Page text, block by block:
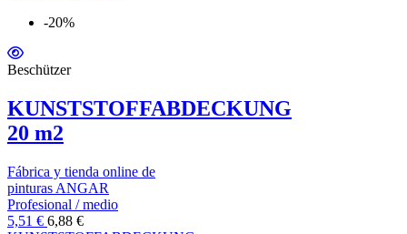
-20%
Beschützer
KUNSTSTOFFABDECKUNG
20 m2
Fábrica y tienda online de
pinturas ANGAR
Profesional / medio
5,51 € 6,88 €